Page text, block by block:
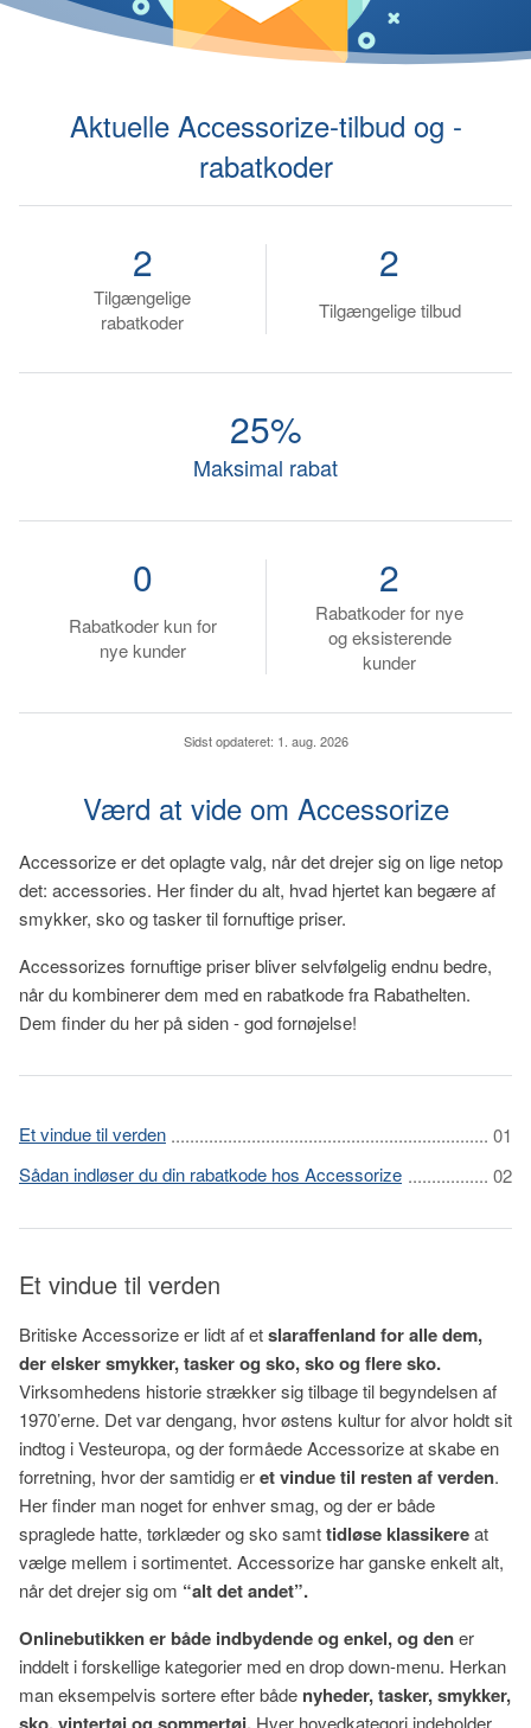
Aktuelle Accessorize-tilbud og -
rabatkoder
Tilgængelige
rabatkoder
2
Tilgængelige tilbud
2
Maksimal rabat
25%
Rabatkoder kun for
nye kunder
0
Rabatkoder for nye
og eksisterende
kunder
2
Sidst opdateret: 1. aug. 2026
Værd at vide om Accessorize
Accessorize er det oplagte valg, når det drejer sig on lige netop
det: accessories. Her finder du alt, hvad hjertet kan begære af
smykker, sko og tasker til fornuftige priser.
Accessorizes fornuftige priser bliver selvfølgelig endnu bedre,
når du kombinerer dem med en rabatkode fra Rabathelten.
Dem finder du her på siden - god fornøjelse!
Et vindue til verden
Sådan indløser du din rabatkode hos Accessorize
Et vindue til verden
Britiske Accessorize er lidt af etslaraffenland for alle dem,
der elsker smykker, tasker og sko, sko og flere sko.
Virksomhedens historie strækker sig tilbage til begyndelsen af
1970’erne. Det var dengang, hvor østens kultur for alvor holdt sit
indtog i Vesteuropa, og der formåede Accessorize at skabe en
forretning, hvor der samtidig eret vindue til resten af verden.
Her finder man noget for enhver smag, og der er både
spraglede hatte, tørklæder og sko samttidløse klassikereat
vælge mellem i sortimentet. Accessorize har ganske enkelt alt,
når det drejer sig om “alt det andet”.
Onlinebutikken er både indbydende og enkel,og dener
inddelt i forskellige kategorier med en drop down-menu. Herkan
man eksempelvis sortere efter både nyheder, tasker, smykker,
Hver hovedkategori indeholder